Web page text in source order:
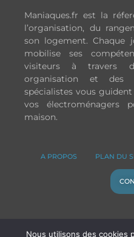
Maniaques.fr est la
l’organisation, du
son logement. Chaque
mobilise ses
visiteurs à travers
organisation et des
spécialistes vous
vos électroménagers
maison.
A PROPOS PLAN DU
Nous utilisons des cookies